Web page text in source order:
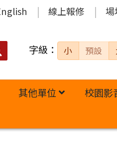
線上報修 場
搜
字級： 小 預設
其他單位 校園影